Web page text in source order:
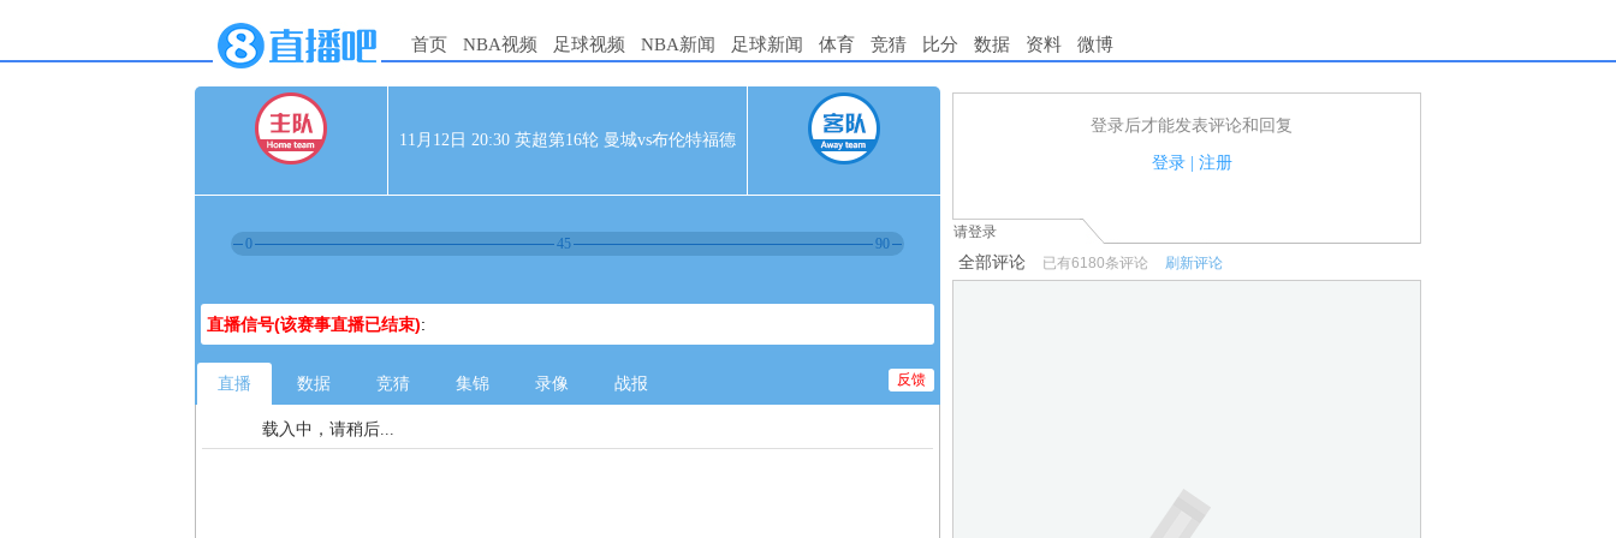
首页 NBA视频 足球视频 NBA新闻 足球新闻 体育 竞猜 比分 数据 资料 微博
11月12日 20:30 英超第16轮 曼城vs布伦特福德
0 45 90
直播信号(该赛事直播已结束):
直播 数据 竞猜 集锦 录像 战报 反馈
载入中，请稍后...
登录后才能发表评论和回复
登录| 注册
1.电脑端新用户可以发表评论了！
请登录
全部评论 已有6180条评论 刷新评论